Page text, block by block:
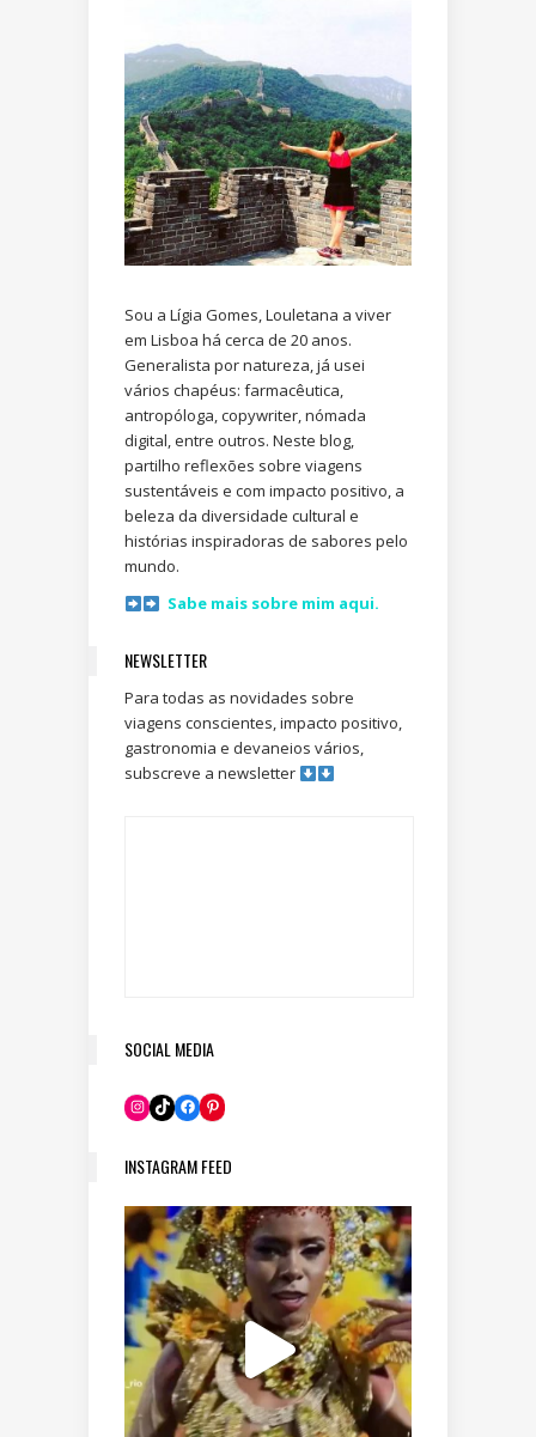
Sou a Lígia Gomes, Louletana a viver
em Lisboa há cerca de 20 anos.
Generalista por natureza, já usei
vários chapéus: farmacêutica,
antropóloga, copywriter, nómada
digital, entre outros. Neste blog,
partilho reflexões sobre viagens
sustentáveis e com impacto positivo, a
beleza da diversidade cultural e
histórias inspiradoras de sabores pelo
mundo.
Sabe mais sobre mim aqui.
NEWSLETTER
Para todas as novidades sobre
viagens conscientes, impacto positivo,
gastronomia e devaneios vários,
subscreve a newsletter
SOCIAL MEDIA
Instagram
TikTokFacebookPinterest
INSTAGRAM FEED